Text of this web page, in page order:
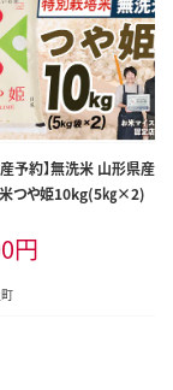
予約】無洗米 山形県産
つや姫10kg(5㎏×2)
円